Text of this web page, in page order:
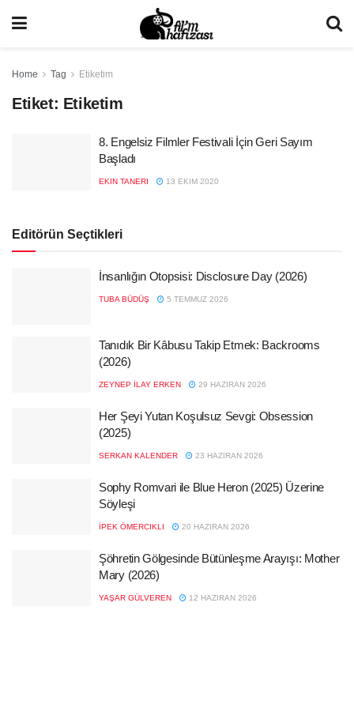
Home Tag Etiketim
Etiket: Etiketim
8. Engelsiz Filmler Festivali İçin Geri Sayım
Başladı
EKIN TANERI 13 EKIM 2020
Editörün Seçtikleri
İnsanlığın Otopsisi: Disclosure Day (2026)
TUBA BÜDÜŞ 5 TEMMUZ 2026
Tanıdık Bir Kâbusu Takip Etmek: Backrooms
(2026)
ZEYNEP İLAY ERKEN 29 HAZIRAN 2026
Her Şeyi Yutan Koşulsuz Sevgi: Obsession
(2025)
SERKAN KALENDER 23 HAZIRAN 2026
Sophy Romvari ile Blue Heron (2025) Üzerine
Söyleşi
İPEK ÖMERCIKLI 20 HAZIRAN 2026
Şöhretin Gölgesinde Bütünleşme Arayışı: Mother
Mary (2026)
YAŞAR GÜLVEREN 12 HAZIRAN 2026